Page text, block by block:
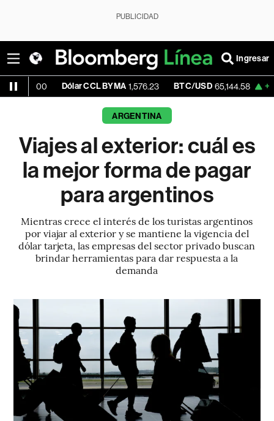
PUBLICIDAD
Ingresar
Dólar CCL BYMA 1,576.23 BTC/USD 65,144.58 +1.17%
ARGENTINA
Viajes al exterior: cuál es
la mejor forma de pagar
para argentinos
Mientras crece el interés de los turistas argentinos
por viajar al exterior y se mantiene la vigencia del
dólar tarjeta, las empresas del sector privado buscan
brindar herramientas para dar respuesta a la
demanda